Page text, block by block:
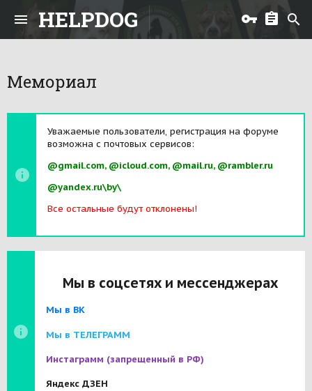
HELPDOG
Мемориал
Уважаемые пользователи, регистрация на форуме
возможна с почтовых сервисов:
@gmail.com, @icloud.com, @mail.ru, @rambler.ru
@yandex.ru\by\
Все остальные будут отклонены!
Мы в соцсетях и мессенджерах
Мы в ВК
Мы в ТЕЛЕГРАММ
Инстаграмм (запрещенный в РФ)
Яндекс ДЗЕН